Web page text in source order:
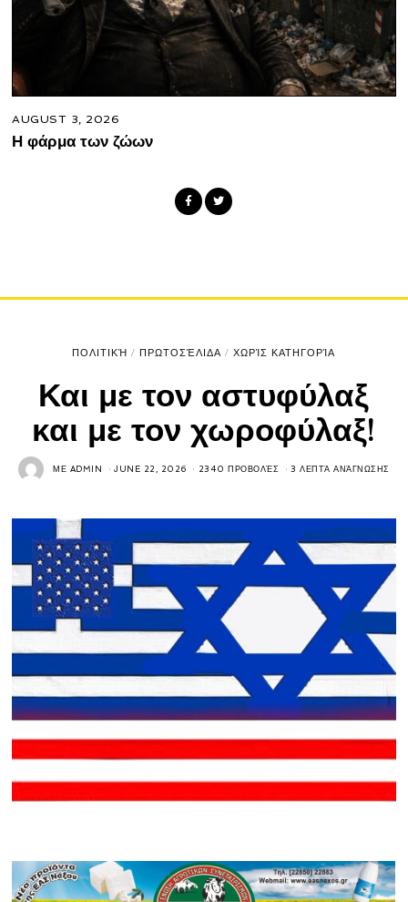
AUGUST 3, 2026
Η φάρμα των ζώων
ΠΟΛΙΤΙΚΉ / ΠΡΩΤΟΣΈΛΙΔΑ / ΧΩΡΊΣ ΚΑΤΗΓΟΡΊΑ
Και με τον αστυφύλαξ
και με τον χωροφύλαξ!
ΜΕ ADMIN JUNE 22, 2026 2340 ΠΡΟΒΟΛΈΣ 3 ΛΕΠΤΆ ΑΝΆΓΝΩΣΗΣ